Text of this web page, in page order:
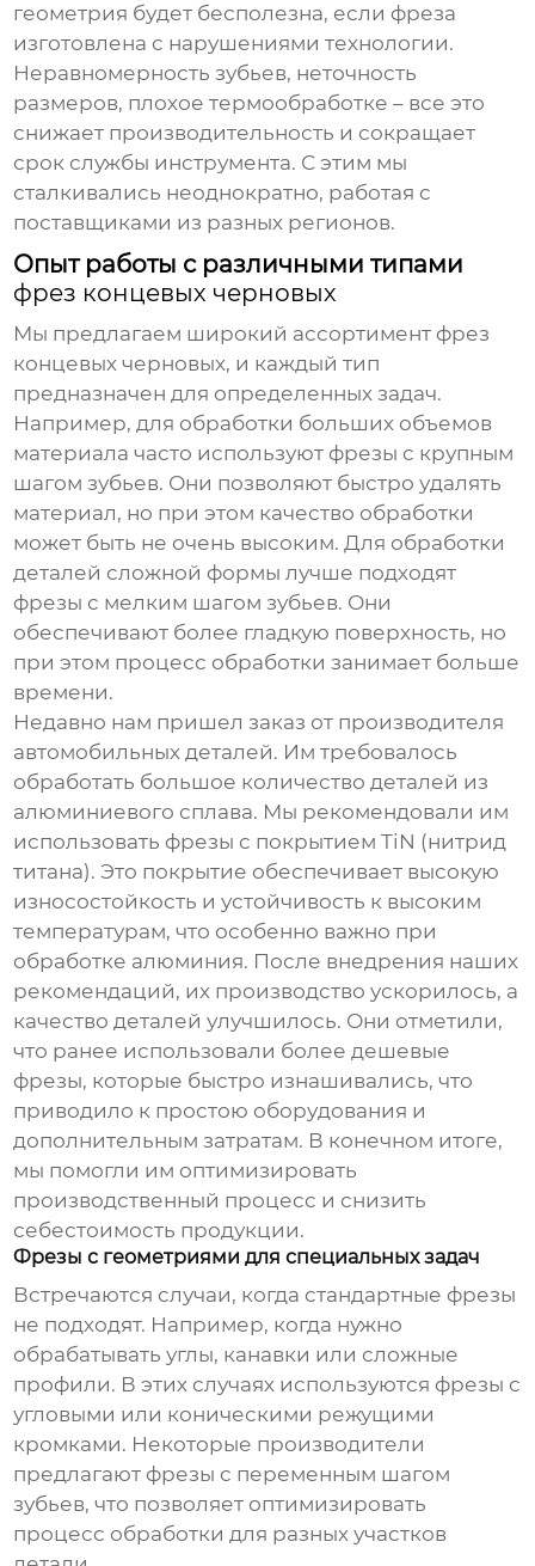
геометрия будет бесполезна, если фреза
изготовлена с нарушениями технологии.
Неравномерность зубьев, неточность
размеров, плохое термообработке – все это
снижает производительность и сокращает
срок службы инструмента. С этим мы
сталкивались неоднократно, работая с
поставщиками из разных регионов.
Опыт работы с различными типами
фрез концевых черновых
Мы предлагаем широкий ассортимент фрез
концевых черновых, и каждый тип
предназначен для определенных задач.
Например, для обработки больших объемов
материала часто используют фрезы с крупным
шагом зубьев. Они позволяют быстро удалять
материал, но при этом качество обработки
может быть не очень высоким. Для обработки
деталей сложной формы лучше подходят
фрезы с мелким шагом зубьев. Они
обеспечивают более гладкую поверхность, но
при этом процесс обработки занимает больше
времени.
Недавно нам пришел заказ от производителя
автомобильных деталей. Им требовалось
обработать большое количество деталей из
алюминиевого сплава. Мы рекомендовали им
использовать фрезы с покрытием TiN (нитрид
титана). Это покрытие обеспечивает высокую
износостойкость и устойчивость к высоким
температурам, что особенно важно при
обработке алюминия. После внедрения наших
рекомендаций, их производство ускорилось, а
качество деталей улучшилось. Они отметили,
что ранее использовали более дешевые
фрезы, которые быстро изнашивались, что
приводило к простою оборудования и
дополнительным затратам. В конечном итоге,
мы помогли им оптимизировать
производственный процесс и снизить
себестоимость продукции.
Фрезы с геометриями для специальных задач
Встречаются случаи, когда стандартные фрезы
не подходят. Например, когда нужно
обрабатывать углы, канавки или сложные
профили. В этих случаях используются фрезы с
угловыми или коническими режущими
кромками. Некоторые производители
предлагают фрезы с переменным шагом
зубьев, что позволяет оптимизировать
процесс обработки для разных участков